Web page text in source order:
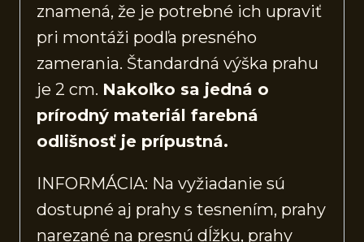
znamená, že je potrebné ich upraviť
pri montáži podľa presného
zamerania. Štandardná výška prahu
je 2 cm. Nakoľko sa jedná o
prírodný materiál farebná
odlišnosť je prípustná.
INFORMÁCIA: Na vyžiadanie sú
dostupné aj prahy s tesnením, prahy
narezané na presnú dĺžku, prahy